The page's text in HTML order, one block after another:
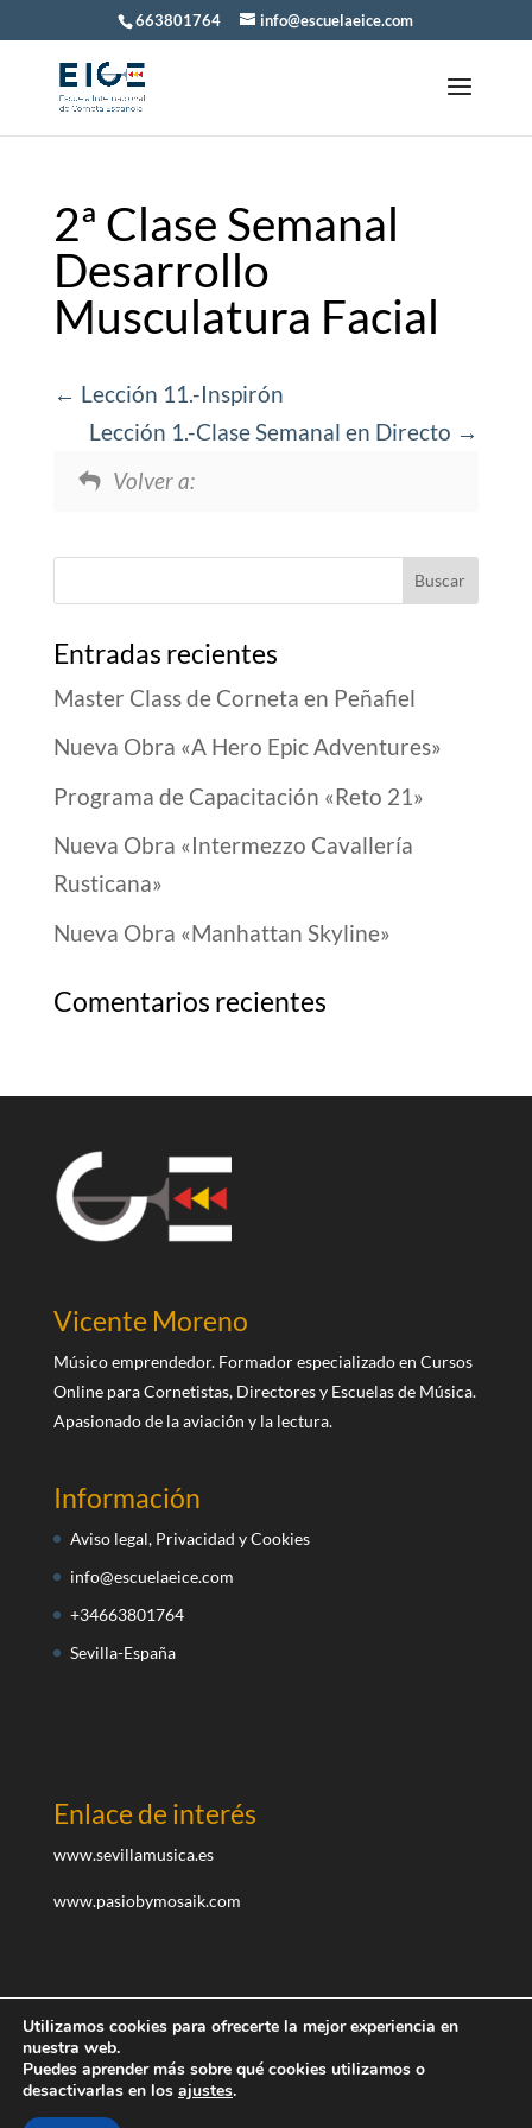
663801764 info@escuelaeice.com
2ª Clase Semanal
Desarrollo
Musculatura Facial
Lección 11.-Inspirón
Lección 1.-Clase Semanal en Directo
Volver a:
Entradas recientes
Master Class de Corneta en Peñafiel
Nueva Obra «A Hero Epic Adventures»
Programa de Capacitación «Reto 21»
Nueva Obra «Intermezzo Cavallería
Rusticana»
Nueva Obra «Manhattan Skyline»
Comentarios recientes
Vicente Moreno
Músico emprendedor. Formador especializado en Cursos
Online para Cornetistas, Directores y Escuelas de Música.
Apasionado de la aviación y la lectura.
Información
Aviso legal, Privacidad y Cookies
info@escuelaeice.com
+34663801764
Sevilla-España
Enlace de interés
www.sevillamusica.es
www.pasiobymosaik.com
Diseñado por teayudoaemprender.com I ©Todos los
Utilizamos cookies para ofrecerte la mejor experiencia en
nuestra web.
Puedes aprender más sobre qué cookies utilizamos o
desactivarlas en los ajustes.